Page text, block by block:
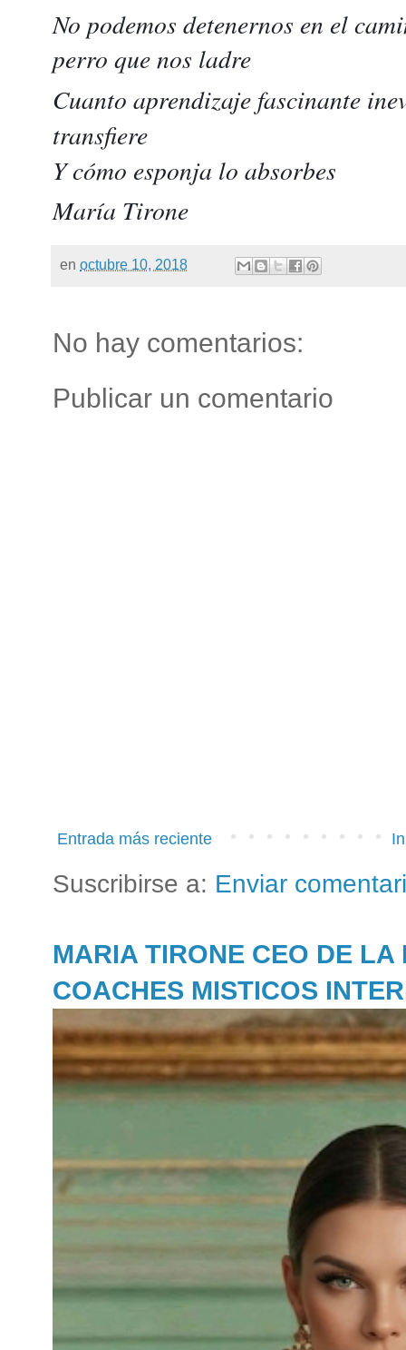
No podemos detenernos en el
perro que nos ladre
Cuanto aprendizaje fascinante
transfiere
Y cómo esponja lo absorbes
María Tirone
en octubre 10, 2018
No hay comentarios:
Publicar un comentario
Entrada más reciente
Suscribirse a: Enviar
MARIA TIRONE CEO DE LA
COACHES MISTICOS